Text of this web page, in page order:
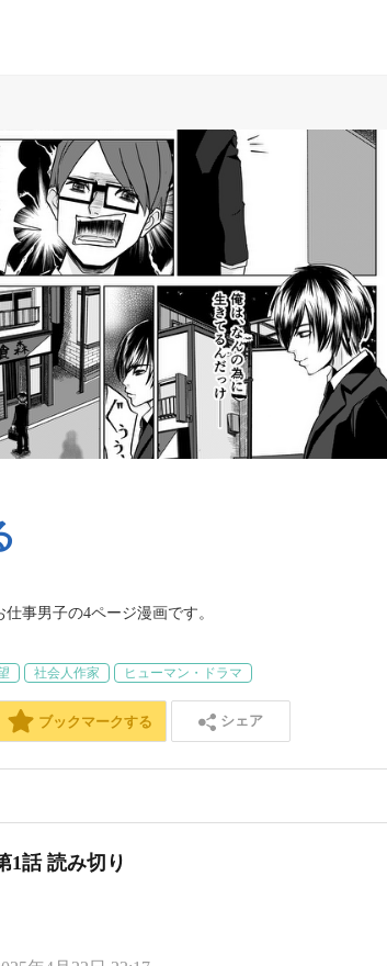
事男子の4ページ漫画です。
社会人作家 ヒューマン・ドラマ
ブックマークする シェア
1話 読み切り